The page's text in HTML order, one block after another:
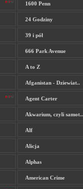
1600 Penn
24 Godziny
39 i pół
666 Park Avenue
A to Z
Afganistan - Dziewiat..
Agent Carter
Akwarium, czyli samot..
Alf
Alicja
Alphas
American Crime